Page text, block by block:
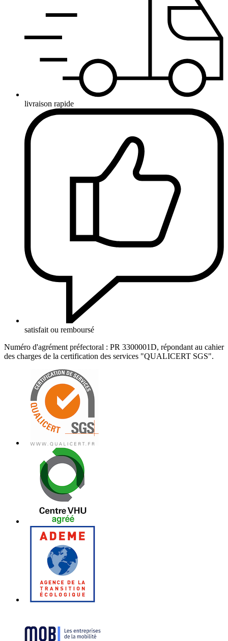
livraison rapide
satisfait ou remboursé
Numéro d'agrément préfectoral : PR 3300001D, répondant au cahier
des charges de la certification des services "QUALICERT SGS".